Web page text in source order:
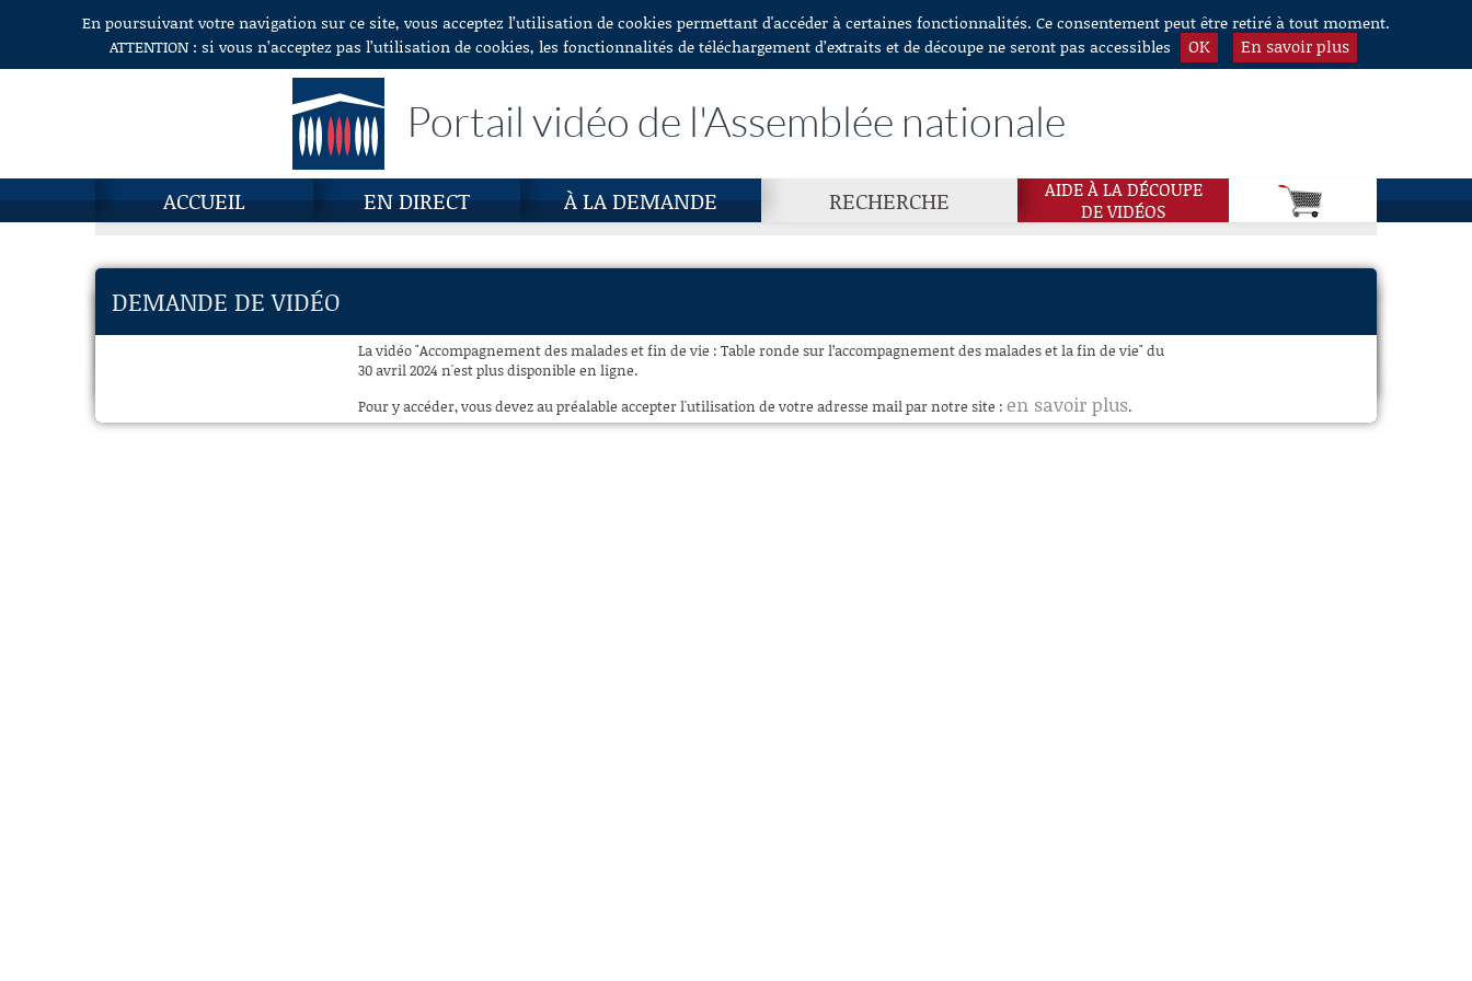
Aller au contenuEn poursuivant votre navigation sur ce site, vous acceptez l’utilisation de cookies permettant d'accéder à certaines fonctionnalités. Ce consentement peut être retiré à tout moment.
ATTENTION : si vous n’acceptez pas l’utilisation de cookies, les fonctionnalités de téléchargement d’extraits et de découpe ne seront pas accessibles
OK En savoir plus
Portail vidéo de l'Assemblée nationale
ACCUEIL EN DIRECT À LA DEMANDE RECHERCHE
AIDE À LA DÉCOUPE
DE VIDÉOS
DEMANDE DE VIDÉO
La vidéo "Accompagnement des malades et fin de vie : Table ronde sur l’accompagnement des malades et la fin de vie" du
30 avril 2024 n'est plus disponible en ligne.
Pour y accéder, vous devez au préalable accepter l'utilisation de votre adresse mail par notre site : en savoir plus.